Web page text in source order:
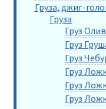
Груза, джиг-
Груза
Груз
Груз
Груз
Груз
Груз
Груз